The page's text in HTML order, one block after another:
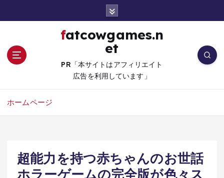
fatcowgames.n
et
PR「本サイトはアフィリエイト
広告を利用しています」
ホームページ
超能力を持つ赤ちゃんのお世話
ホラーゲームの完全版が色々ス